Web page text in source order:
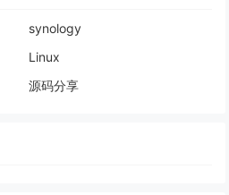
synology
Linux
源码分享